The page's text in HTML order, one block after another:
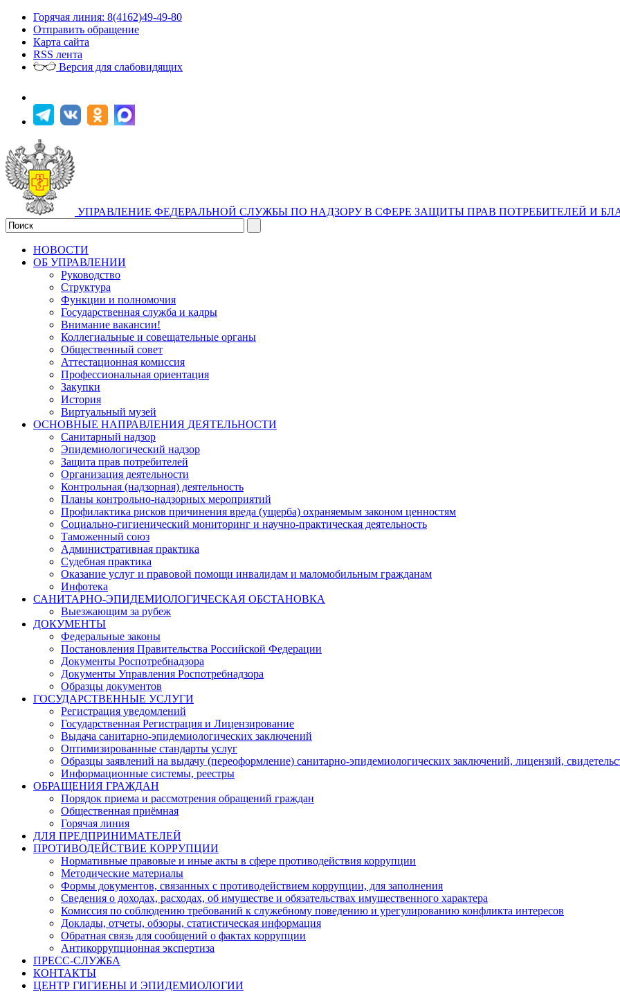
Горячая линия: 8(4162)49-49-80
Отправить обращение
Карта сайта
RSS лента
Версия для слабовидящих
УПРАВЛЕНИЕ ФЕДЕРАЛЬНОЙ СЛУЖБЫ ПО НАДЗОРУ В СФЕРЕ ЗАЩИТЫ ПРАВ ПОТРЕБИТЕЛЕЙ И
НОВОСТИ
ОБ УПРАВЛЕНИИ
Руководство
Структура
Функции и полномочия
Государственная служба и кадры
Внимание вакансии!
Коллегиальные и совещательные органы
Общественный совет
Аттестационная комиссия
Профессиональная ориентация
Закупки
История
Виртуальный музей
ОСНОВНЫЕ НАПРАВЛЕНИЯ ДЕЯТЕЛЬНОСТИ
Санитарный надзор
Эпидемиологический надзор
Защита прав потребителей
Организация деятельности
Контрольная (надзорная) деятельность
Планы контрольно-надзорных мероприятий
Профилактика рисков причинения вреда (ущерба) охраняемым законом ценностям
Социально-гигиенический мониторинг и научно-практическая деятельность
Таможенный союз
Административная практика
Судебная практика
Оказание услуг и правовой помощи инвалидам и маломобильным гражданам
Инфотека
САНИТАРНО-ЭПИДЕМИОЛОГИЧЕСКАЯ ОБСТАНОВКА
Выезжающим за рубеж
ДОКУМЕНТЫ
Федеральные законы
Постановления Правительства Российской Федерации
Документы Роспотребнадзора
Документы Управления Роспотребнадзора
Образцы документов
ГОСУДАРСТВЕННЫЕ УСЛУГИ
Регистрация уведомлений
Государственная Регистрация и Лицензирование
Выдача санитарно-эпидемиологических заключений
Оптимизированные стандарты услуг
Образцы заявлений на выдачу (переоформление) санитарно-эпидемиологических заключений, лицензий,
Информационные системы, реестры
ОБРАЩЕНИЯ ГРАЖДАН
Порядок приема и рассмотрения обращений граждан
Общественная приёмная
Горячая линия
ДЛЯ ПРЕДПРИНИМАТЕЛЕЙ
ПРОТИВОДЕЙСТВИЕ КОРРУПЦИИ
Нормативные правовые и иные акты в сфере противодействия коррупции
Методические материалы
Формы документов, связанных с противодействием коррупции, для заполнения
Сведения о доходах, расходах, об имуществе и обязательствах имущественного характера
Комиссия по соблюдению требований к служебному поведению и урегулированию конфликта интересов
Доклады, отчеты, обзоры, статистическая информация
Обратная связь для сообщений о фактах коррупции
Антикоррупционная экспертиза
ПРЕСС-СЛУЖБА
КОНТАКТЫ
ЦЕНТР ГИГИЕНЫ И ЭПИДЕМИОЛОГИИ